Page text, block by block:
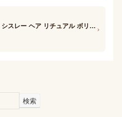
シスレージャパン シスレー ヘア リチュアル ボリュマイジング スプレー ›
検索